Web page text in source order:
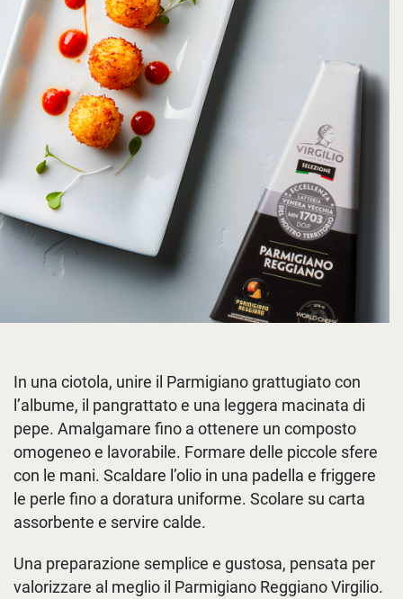
In una ciotola, unire il Parmigiano grattugiato con
l’albume, il pangrattato e una leggera macinata di
pepe. Amalgamare fino a ottenere un composto
omogeneo e lavorabile. Formare delle piccole sfere
con le mani. Scaldare l’olio in una padella e friggere
le perle fino a doratura uniforme. Scolare su carta
assorbente e servire calde.
Una preparazione semplice e gustosa, pensata per
valorizzare al meglio il Parmigiano Reggiano Virgilio.